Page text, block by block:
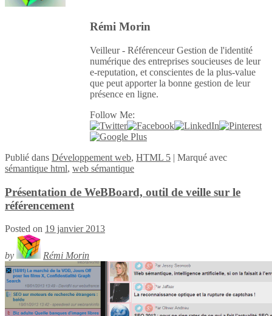
Rémi Morin
Veilleur - Référenceur Gestion de l'identité
numérique des entreprises soucieuses de leur
e-reputation, et conscientes de la plus-value
que peut apporter la bonne gestion de leur
présence en ligne.
Follow Me:
Publié dans Développement web, HTML 5 | Marqué avec
sémantique html, web sémantique
Présentation de WeBBoard, outil de veille sur le
référencement
Posted on 19 janvier 2013
by Rémi Morin